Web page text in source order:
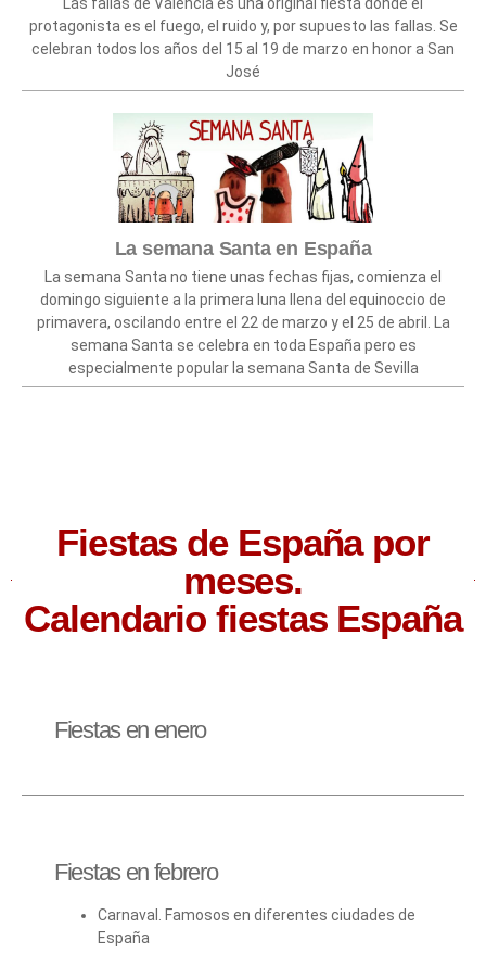
Las fallas de Valencia es una original fiesta donde el
protagonista es el fuego, el ruido y, por supuesto las fallas. Se
celebran todos los años del 15 al 19 de marzo en honor a San
José
La semana Santa en España
La semana Santa no tiene unas fechas fijas, comienza el
domingo siguiente a la primera luna llena del equinoccio de
primavera, oscilando entre el 22 de marzo y el 25 de abril. La
semana Santa se celebra en toda España pero es
especialmente popular la semana Santa de Sevilla
Fiestas de España por
meses.
Calendario fiestas España
Fiestas en enero
Fiestas en febrero
Carnaval. Famosos en diferentes ciudades de
España